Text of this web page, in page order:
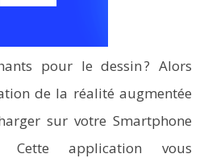
pour le dessin ? Alors
de la réalité augmentée
sur votre Smartphone
Cette application vous